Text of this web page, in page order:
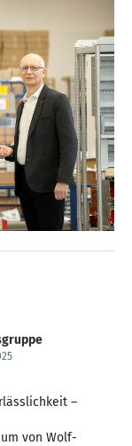
–
von Wolf-